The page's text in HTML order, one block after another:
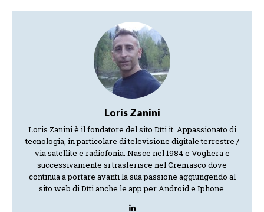
Loris Zanini
Loris Zanini è il fondatore del sito Dtti.it. Appassionato di
tecnologia, in particolare di televisione digitale terrestre /
via satellite e radiofonia. Nasce nel 1984 e Voghera e
successivamente si trasferisce nel Cremasco dove
continua a portare avanti la sua passione aggiungendo al
sito web di Dtti anche le app per Android e Iphone.